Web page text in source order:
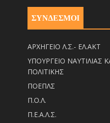
ΣΥΝΔΕΣΜΟΙ
ΑΡΧΗΓΕΙΟ Λ.Σ.- ΕΛ.ΑΚΤ
ΥΠΟΥΡΓΕΙΟ ΝΑΥΤΙΛΙΑΣ
ΠΟΛΙΤΙΚΗΣ
ΠΟΕΠΛΣ
Π.Ο.Λ.
Π.Ε.Α.Λ.Σ.